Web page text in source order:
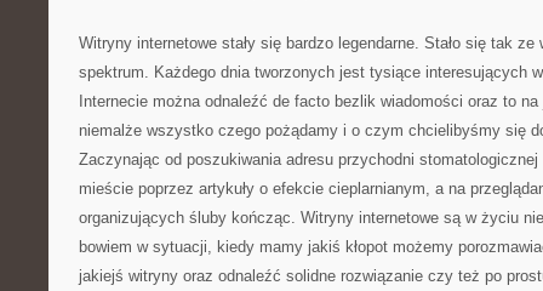
Witryny internetowe stały się bardzo legendarne. Stało się tak
spektrum. Każdego dnia tworzonych jest tysiące interesujących
Internecie można odnaleźć de facto bezlik wiadomości oraz to
niemalże wszystko czego pożądamy i o czym chcielibyśmy się
Zaczynając od poszukiwania adresu przychodni
mieście poprzez artykuły o efekcie cieplarnianym, a na
organizujących śluby kończąc. Witryny internetowe są w życiu
bowiem w sytuacji, kiedy mamy jakiś kłopot możemy
jakiejś witryny oraz odnaleźć solidne rozwiązanie czy też po